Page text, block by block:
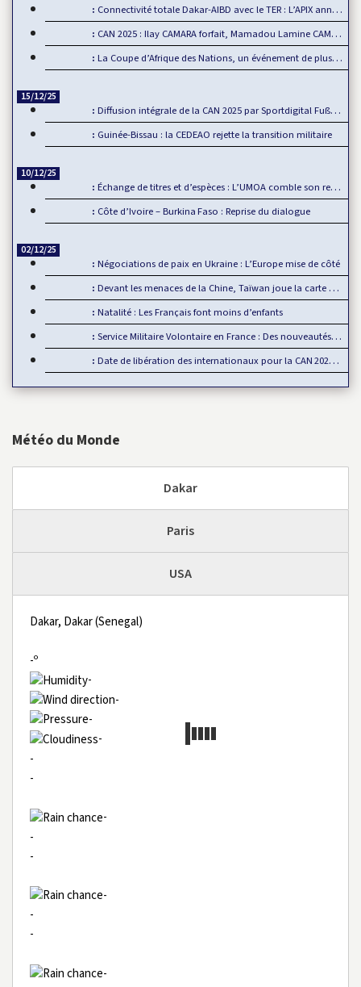
Connectivité totale Dakar-AIBD avec le TER : L’APIX annonce…
CAN 2025 : Ilay CAMARA forfait, Mamadou Lamine CAMARA…
La Coupe d’Afrique des Nations, un événement de plus en plus…
15/12/25
Diffusion intégrale de la CAN 2025 par Sportdigital Fußball, le…
Guinée-Bissau : la CEDEAO rejette la transition militaire
10/12/25
Échange de titres et d’espèces : L’UMOA comble son retard
Côte d’Ivoire – Burkina Faso : Reprise du dialogue
02/12/25
Négociations de paix en Ukraine : L’Europe mise de côté
Devant les menaces de la Chine, Taïwan joue la carte de…
Natalité : Les Français font moins d’enfants
Service Militaire Volontaire en France : Des nouveautés en 2025
Date de libération des internationaux pour la CAN 2025 : Rumeur ou…
Météo du Monde
Dakar
Paris
USA
Dakar, Dakar (Senegal)
-º
-
-
-
-
-
-
-
-
-
-
-
-
-